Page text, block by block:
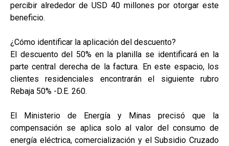
percibir alrededor de USD 40 millones por otorgar este
beneficio.
¿Cómo identificar la aplicación del descuento?
El descuento del 50% en la planilla se identificará en la
parte central derecha de la factura. En este espacio, los
clientes residenciales encontrarán el siguiente rubro
Rebaja 50% -D.E. 260.
El Ministerio de Energía y Minas precisó que la
compensación se aplica solo al valor del consumo de
energía eléctrica, comercialización y el Subsidio Cruzado